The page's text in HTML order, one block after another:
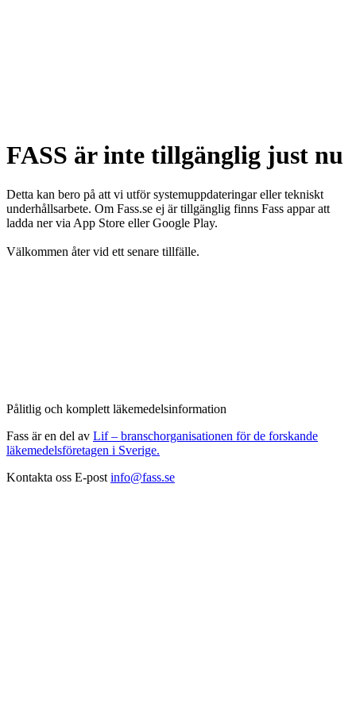
FASS är inte tillgänglig just nu
Detta kan bero på att vi utför systemuppdateringar eller tekniskt
underhållsarbete. Om Fass.se ej är tillgänglig finns Fass appar att
ladda ner via App Store eller Google Play.
Välkommen åter vid ett senare tillfälle.
Pålitlig och komplett läkemedelsinformation
Fass är en del av Lif – branschorganisationen för de forskande
läkemedelsföretagen i Sverige.
Kontakta oss E-post info@fass.se